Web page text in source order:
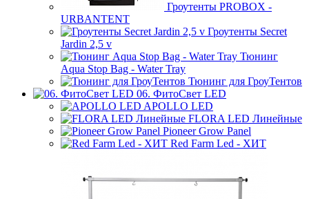
Гроутенты PROBOX -
URBANTENT
Гроутенты Secret
Jardin 2,5 v
Тюнинг
Aqua Stop Bag - Water Tray
Тюнинг для ГроуТентов
06. ФитоСвет LED
APOLLO LED
FLORA LED Линейные
Pioneer Grow Panel
Red Farm Led - ХИТ